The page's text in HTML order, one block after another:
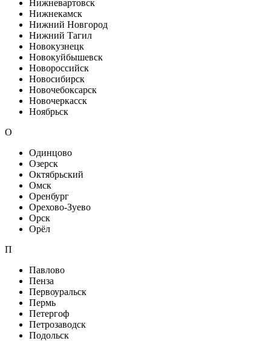
Нижневартовск
Нижнекамск
Нижний Новгород
Нижний Тагил
Новокузнецк
Новокуйбышевск
Новороссийск
Новосибирск
Новочебоксарск
Новочеркасск
Ноябрьск
О
Одинцово
Озерск
Октябрьский
Омск
Оренбург
Орехово-Зуево
Орск
Орёл
П
Павлово
Пенза
Первоуральск
Пермь
Петергоф
Петрозаводск
Подольск